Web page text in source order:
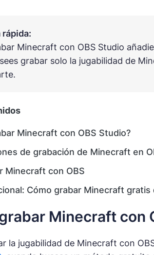
rápida:
Minecraft con OBS Studio
grabar solo la jugabilidad de
Minecraft con OBS Studio?
de grabación de Minecraft en
Minecraft con OBS
Cómo grabar Minecraft gratis
Minecraft con
la jugabilidad de Minecraft con